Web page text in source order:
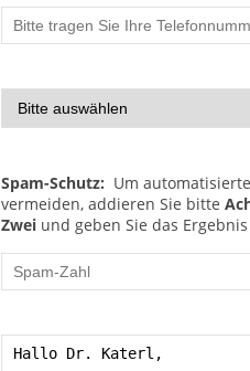
Spam-Schutz: Um
vermeiden, addieren Sie bitte
Zwei und geben Sie das